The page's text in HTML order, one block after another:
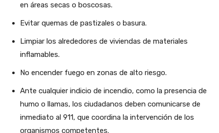
en áreas secas o boscosas.
Evitar quemas de pastizales o basura.
Limpiar los alrededores de viviendas de materiales
inflamables.
No encender fuego en zonas de alto riesgo.
Ante cualquier indicio de incendio, como la presencia de
humo o llamas, los ciudadanos deben comunicarse de
inmediato al 911, que coordina la intervención de los
organismos competentes.